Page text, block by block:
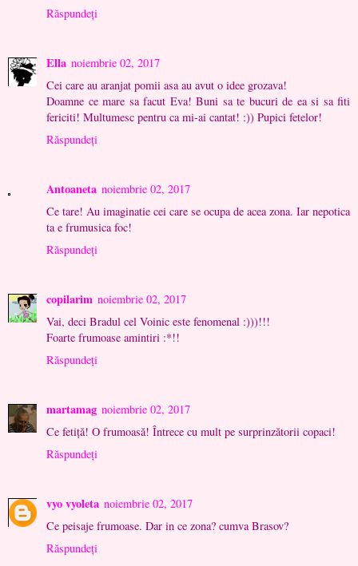
Răspundeți
Ella noiembrie 02, 2017
Cei care au aranjat pomii asa au avut o idee grozava!
Doamne ce mare sa facut Eva! Buni sa te bucuri de ea si sa fiti
fericiti! Multumesc pentru ca mi-ai cantat! :)) Pupici fetelor!
Răspundeți
Antoaneta noiembrie 02, 2017
Ce tare! Au imaginatie cei care se ocupa de acea zona. Iar nepotica
ta e frumusica foc!
Răspundeți
copilarim noiembrie 02, 2017
Vai, deci Bradul cel Voinic este fenomenal :)))!!!
Foarte frumoase amintiri :*!!
Răspundeți
martamag noiembrie 02, 2017
Ce fetiță! O frumoasă! Întrece cu mult pe surprinzătorii copaci!
Răspundeți
vyo vyoleta noiembrie 02, 2017
Ce peisaje frumoase. Dar in ce zona? cumva Brasov?
Răspundeți